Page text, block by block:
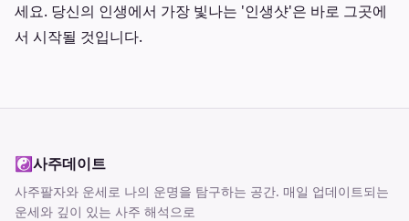
세요. 당신의 인생에서 가장 빛나는 '인생샷'은 바로 그곳에
서 시작될 것입니다.
☯사주데이트
사주팔자와 운세로 나의 운명을 탐구하는 공간. 매일 업데이트되는
운세와 깊이 있는 사주 해석으로